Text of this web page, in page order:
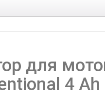
для
4 Ah